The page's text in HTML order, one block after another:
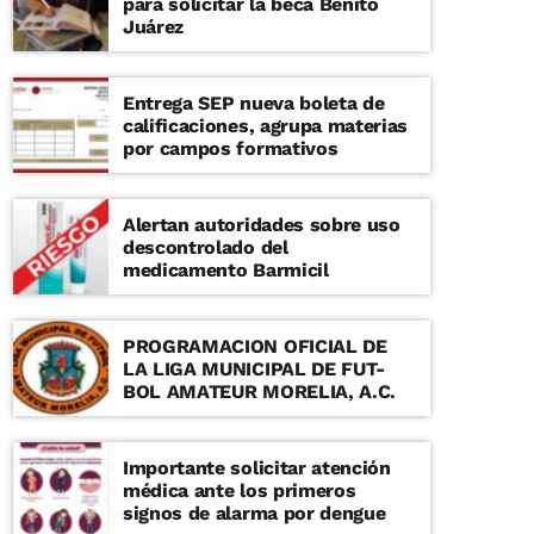
Juárez
Entrega SEP nueva boleta de
calificaciones, agrupa materias
por campos formativos
Alertan autoridades sobre uso
descontrolado del
medicamento Barmicil
PROGRAMACION OFICIAL DE
LA LIGA MUNICIPAL DE FUT-
BOL AMATEUR MORELIA, A.C.
Importante solicitar atención
médica ante los primeros
signos de alarma por dengue